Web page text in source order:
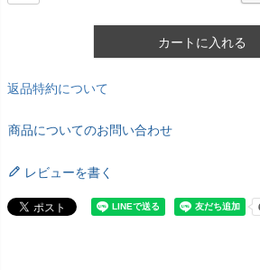
カートに入れる
返品特約について
商品についてのお問い合わせ
レビューを書く